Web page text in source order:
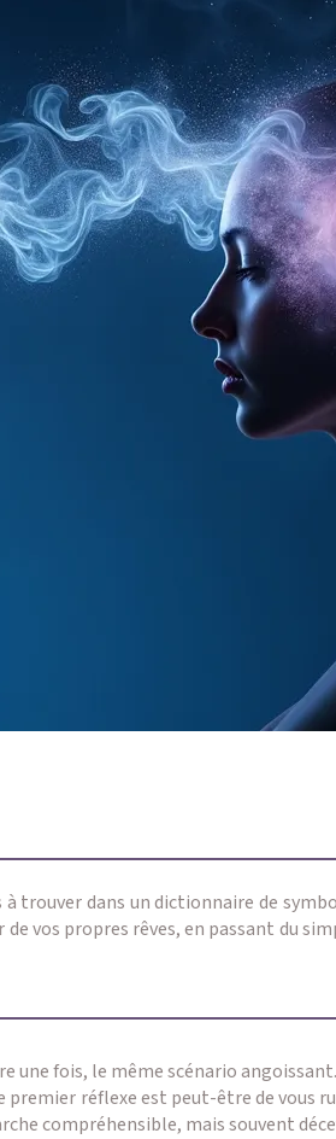
trouver dans un dictionnaire de
vos propres rêves, en passant du
fois, le même scénario
réflexe est peut-être de vous
compréhensible, mais souvent